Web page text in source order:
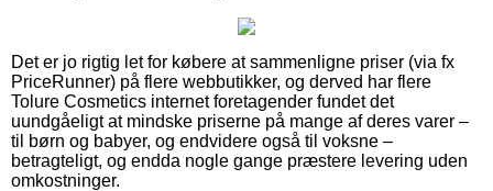
Det er jo rigtig let for købere at sammenligne priser (via fx
PriceRunner) på flere webbutikker, og derved har flere
Tolure Cosmetics internet foretagender fundet det
uundgåeligt at mindske priserne på mange af deres varer –
til børn og babyer, og endvidere også til voksne –
betragteligt, og endda nogle gange præstere levering uden
omkostninger.